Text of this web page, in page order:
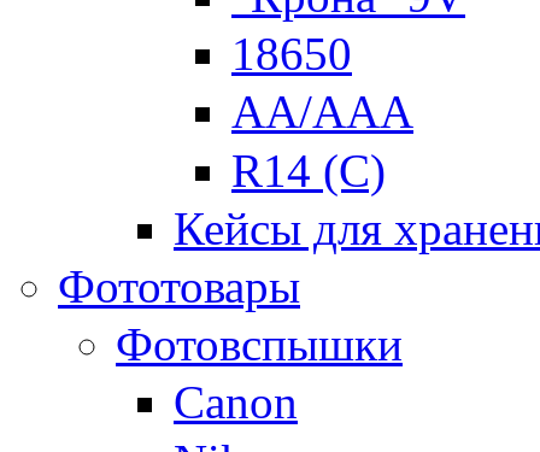
18650
AA/AAA
R14 (C)
Кейсы для
Фототовары
Фотовспышки
Canon